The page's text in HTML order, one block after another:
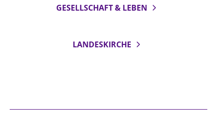
GESELLSCHAFT & LEBEN
LANDESKIRCHE